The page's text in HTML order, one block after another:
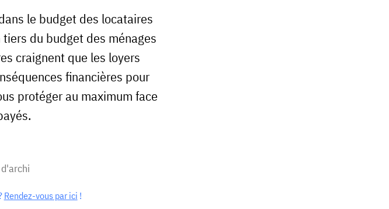
le budget des locataires
du budget des ménages
craignent que les loyers
financières pour
protéger au maximum face
Rendez-vous par ici !